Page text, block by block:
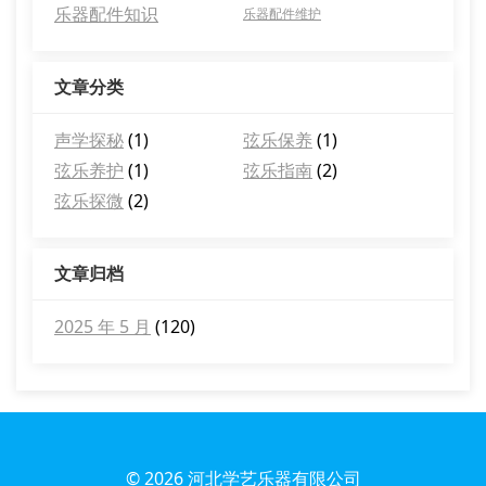
乐器配件知识 乐器配件维护
文章分类
声学探秘(1) 弦乐保养 (1)
弦乐养护 (1) 弦乐指南(2)
弦乐探微 (2)
文章归档
2025 年 5 月 (120)
© 2026河北学艺乐器有限公司